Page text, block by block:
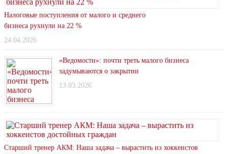
Налоговые поступления от малого и среднего
бизнеса рухнули на 22 %
24.04.2026
«Ведомости»: почти треть малого бизнеса
задумываются о закрытии
13.03.2026
Старший тренер АКМ: Наша задача – вырастить из хоккеистов